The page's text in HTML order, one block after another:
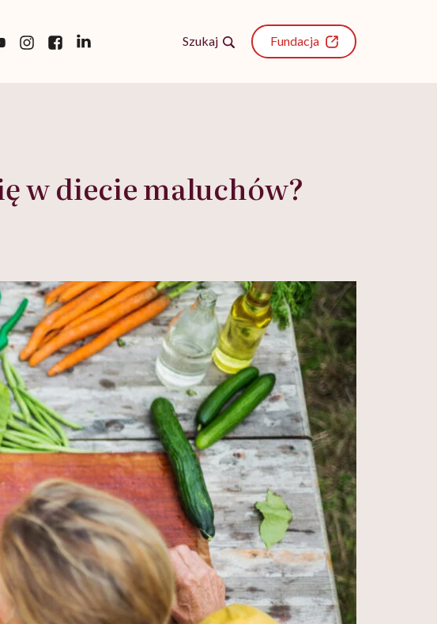
Szukaj Fundacja
w diecie maluchów?